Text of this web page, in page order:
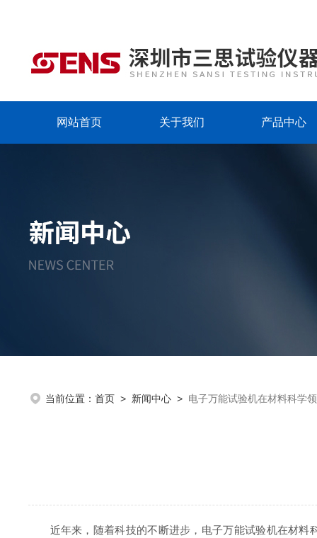
网站首页 关于我们 产品中心
当前位置： 首页 > 新闻中心 > 电子万能试验机在材料科学
近年来，随着科技的不断进步，电子万能试验机在材料